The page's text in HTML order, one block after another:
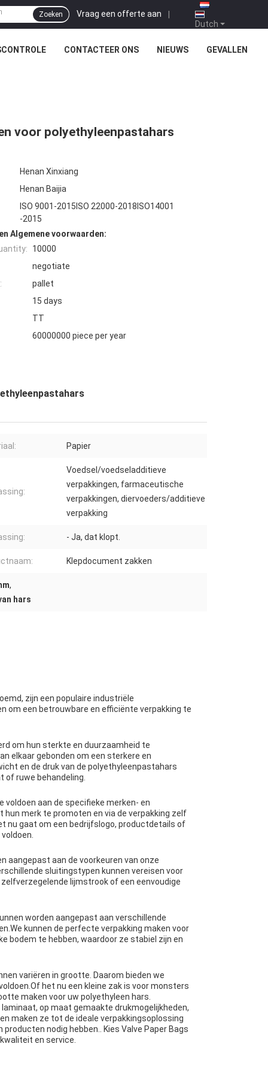
Dutch
Vraag een offerte aan |
Zoeken
CONTACTEER ONS NIEUWS GEVALLEN
voor polyethyleenpastahars
Henan Xinxiang
Henan Baijia
ISO 9001-2015ISO 22000-2018ISO14001
-2015
Algemene voorwaarden:
10000
negotiate
pallet
15 days
TT
60000000 piece per year
Papier
Voedsel/voedseladditieve
verpakkingen, farmaceutische
verpakkingen, diervoeders/additieve
verpakking
- Ja, dat klopt.
Klepdocument zakken
,
hars
zijn een populaire industriële
om een betrouwbare en efficiënte verpakking te
om hun sterkte en duurzaamheid te
elkaar gebonden om een sterkere en
en de druk van de polyethyleenpastahars
of ruwe behandeling.
voldoen aan de specifieke merken- en
merk te promoten en via de verpakking zelf
nu gaat om een bedrijfslogo, productdetails of
aangepast aan de voorkeuren van onze
sluitingstypen kunnen vereisen voor
lijmstrook of een eenvoudige
worden aangepast aan verschillende
kunnen de perfecte verpakking maken voor
bodem te hebben, waardoor ze stabiel zijn en
variëren in grootte. Daarom bieden we
het nu een kleine zak is voor monsters
maken voor uw polyethyleen hars.
op maat gemaakte drukmogelijkheden,
maken ze tot de ideale verpakkingsoplossing
nodig hebben.. Kies Valve Paper Bags
en service.